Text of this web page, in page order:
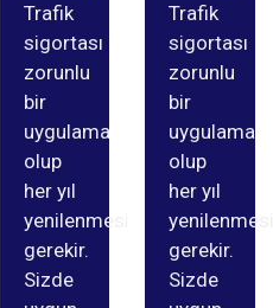
Trafik
sigortası
zorunlu
bir
uygulama
olup
her yıl
yenilenmesi
gerekir.
Sizde
Trafik
sigortası
zorunlu
bir
uygulama
olup
her yıl
yenilenmesi
gerekir.
Sizde